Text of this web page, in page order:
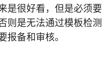
是很好看，但是必须要
则是无法通过模板检测
报备和审核。